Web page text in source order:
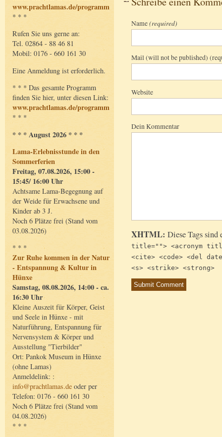
www.prachtlamas.de/programm
* * *
Rufen Sie uns gerne an:
Tel. 02864 - 88 46 81
Mobil: 0176 - 660 161 30
Eine Anmeldung ist erforderlich.
* * * Das gesamte Programm
finden Sie hier, unter diesen Link:
www.prachtlamas.de/programm
* * *
* * * August 2026 * * *
Lama-Erlebnisstunde in den
Sommerferien
Freitag, 07.08.2026, 15:00 -
15:45/ 16:00 Uhr
Achtsame Lama-Begegnung auf
der Weide für Erwachsene und
Kinder ab 3 J.
Noch 6 Plätze frei (Stand vom
03.08.2026)
* * *
Zur Ruhe kommen in der Natur
- Entspannung & Kultur in
Hünxe
Samstag, 08.08.2026, 14:00 - ca.
16:30 Uhr
Kleine Auszeit für Körper, Geist
und Seele in Hünxe - mit
Naturführung, Entspannung für
Nervensystem & Körper und
Ausstellung "Tierbilder"
Ort: Pankok Museum in Hünxe
(ohne Lamas)
Anmeldelink: :
info@prachtlamas.de oder per
Telefon: 0176 - 660 161 30
Noch 6 Plätze frei (Stand vom
04.08.2026)
* * *
Name(required)
Mail (will not be published)
Website
Dein Kommentar
XHTML: Diese Tags
title=""> <acronym
<cite> <code> <del
<s> <strike> <strong>